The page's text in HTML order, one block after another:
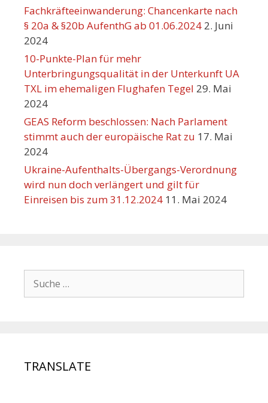
Fachkräfteeinwanderung: Chancenkarte nach
§ 20a & §20b AufenthG ab 01.06.2024 2. Juni
2024
10-Punkte-Plan für mehr
Unterbringungsqualität in der Unterkunft UA
TXL im ehemaligen Flughafen Tegel 29. Mai
2024
GEAS Reform beschlossen: Nach Parlament
stimmt auch der europäische Rat zu 17. Mai
2024
Ukraine-Aufenthalts-Übergangs-Verordnung
wird nun doch verlängert und gilt für
Einreisen bis zum 31.12.2024 11. Mai 2024
TRANSLATE